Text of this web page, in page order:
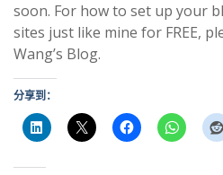
soon. For how to set up your
sites just like mine for FREE,
Wang’s Blog.
分享到：